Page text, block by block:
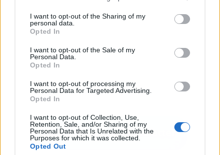
I want to opt-out of the Sharing of my
personal data.
Opted In
I want to opt-out of the Sale of my
Personal Data.
Opted In
I want to opt-out of processing my
Personal Data for Targeted Advertising.
Opted In
I want to opt-out of Collection, Use,
Retention, Sale, and/or Sharing of my
Personal Data that Is Unrelated with the
Purposes for which it was collected.
Opted Out